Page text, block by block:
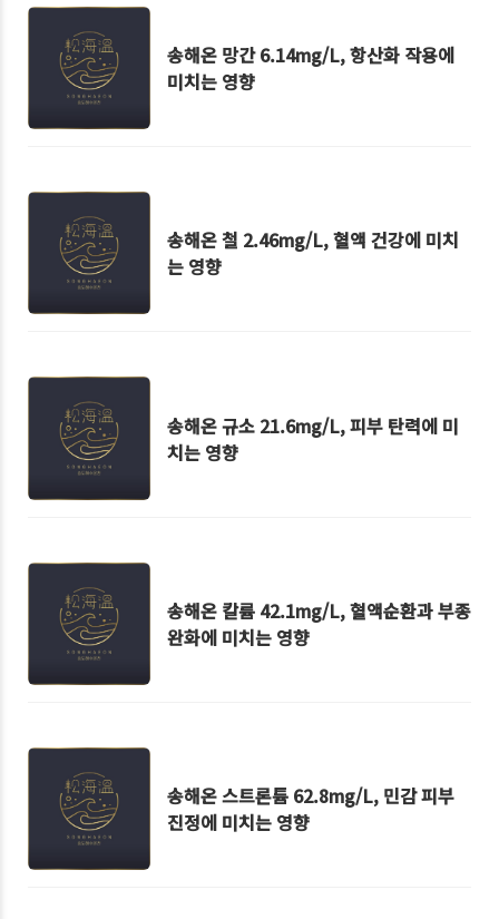
송해온 망간 6.14mg/L, 항산화 작용에
미치는 영향
송해온 철 2.46mg/L, 혈액 건강에 미치
는 영향
송해온 규소 21.6mg/L, 피부 탄력에 미
치는 영향
송해온 칼륨 42.1mg/L, 혈액순환과 부종
완화에 미치는 영향
송해온 스트론튬 62.8mg/L, 민감 피부
진정에 미치는 영향